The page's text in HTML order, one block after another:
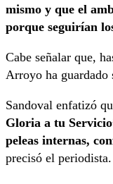
mismo y que el
porque seguirían
Cabe señalar que,
Arroyo ha guardado
Sandoval enfatizó
Gloria a tu
peleas internas,
precisó el periodista.